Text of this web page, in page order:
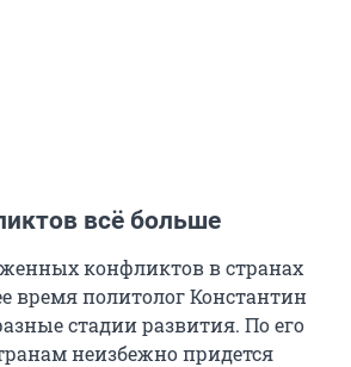
всё больше
конфликтов в странах
время политолог Константин
стадии развития. По его
неизбежно придется